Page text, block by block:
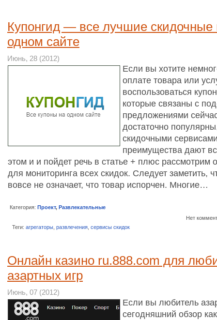
Купонгид — все лучшие скидочные
одном сайте
Июнь, 28 (2012)
Если вы хотите
оплате товара или
воспользоваться
которые связаны с
предложениями
достаточно
скидочными
преимущества дают
этом и и пойдет речь в статье + плюс рассмотрим
для мониторинга всех скидок. Следует заметить,
вовсе не означает, что товар испорчен. Многие…
Категория: Проект, Развлекательные
Нет
Теги: агрегаторы развлечения сервисы скидок
Онлайн казино ru.888.com для
азартных игр
Июнь, 07 (2012)
Если вы любитель
сегодняшний обзор